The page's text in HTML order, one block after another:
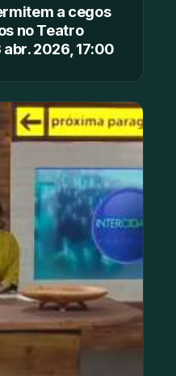
a cegos
no Teatro
2026, 17:00